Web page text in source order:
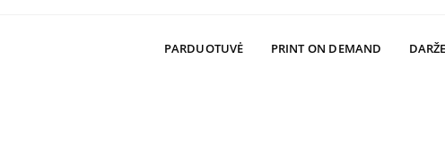
PARDUOTUVĖ PRINT ON DEMAND